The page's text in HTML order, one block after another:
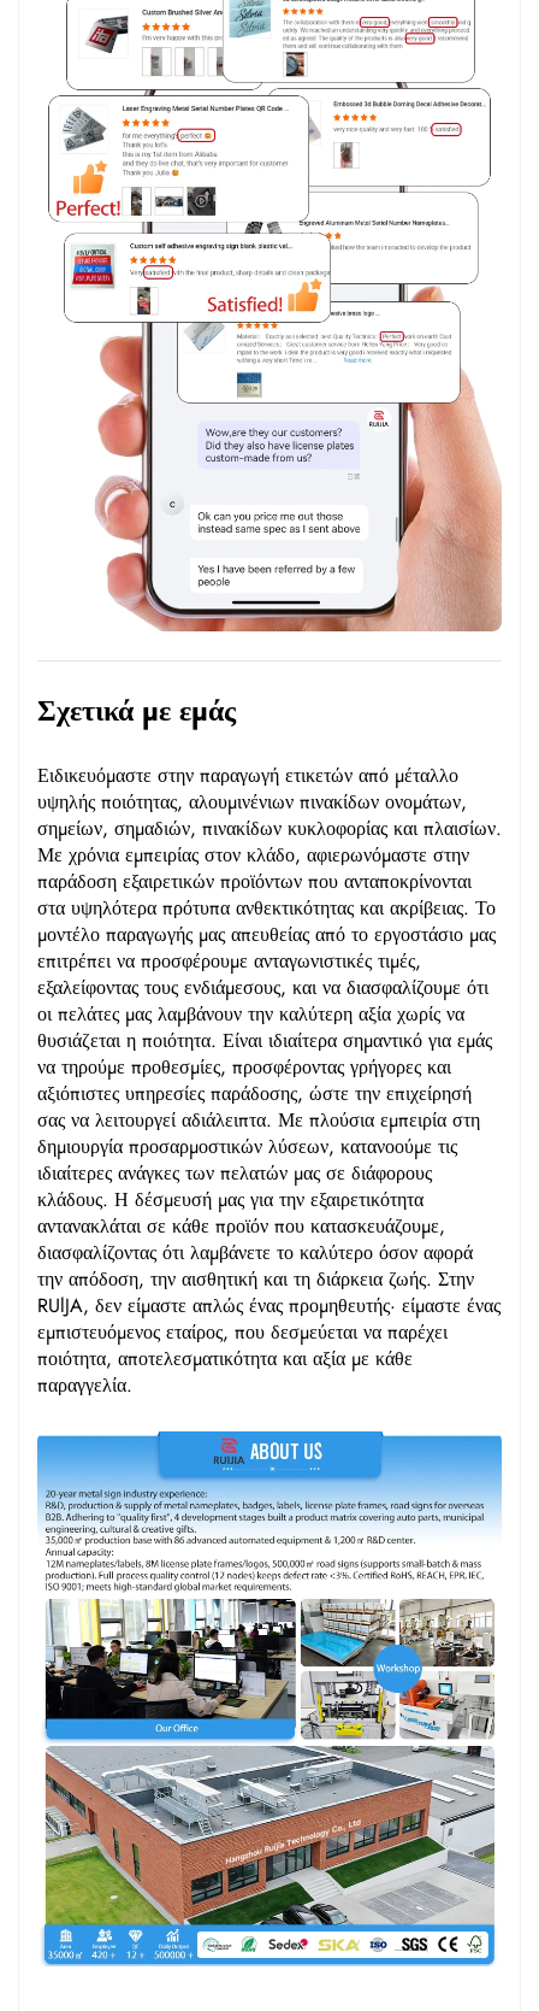
Σχετικά με εμάς
Ειδικευόμαστε στην παραγωγή ετικετών από μέταλλο
υψηλής ποιότητας, αλουμινένιων πινακίδων ονομάτων,
σημείων, σημαδιών, πινακίδων κυκλοφορίας και πλαισίων.
Με χρόνια εμπειρίας στον κλάδο, αφιερωνόμαστε στην
παράδοση εξαιρετικών προϊόντων που ανταποκρίνονται
στα υψηλότερα πρότυπα ανθεκτικότητας και ακρίβειας. Το
μοντέλο παραγωγής μας απευθείας από το εργοστάσιο μας
επιτρέπει να προσφέρουμε ανταγωνιστικές τιμές,
εξαλείφοντας τους ενδιάμεσους, και να διασφαλίζουμε ότι
οι πελάτες μας λαμβάνουν την καλύτερη αξία χωρίς να
θυσιάζεται η ποιότητα. Είναι ιδιαίτερα σημαντικό για εμάς
να τηρούμε προθεσμίες, προσφέροντας γρήγορες και
αξιόπιστες υπηρεσίες παράδοσης, ώστε την επιχείρησή
σας να λειτουργεί αδιάλειπτα. Με πλούσια εμπειρία στη
δημιουργία προσαρμοστικών λύσεων, κατανοούμε τις
ιδιαίτερες ανάγκες των πελατών μας σε διάφορους
κλάδους. Η δέσμευσή μας για την εξαιρετικότητα
αντανακλάται σε κάθε προϊόν που κατασκευάζουμε,
διασφαλίζοντας ότι λαμβάνετε το καλύτερο όσον αφορά
την απόδοση, την αισθητική και τη διάρκεια ζωής. Στην
RUlJA, δεν είμαστε απλώς ένας προμηθευτής· είμαστε ένας
εμπιστευόμενος εταίρος, που δεσμεύεται να παρέχει
ποιότητα, αποτελεσματικότητα και αξία με κάθε
παραγγελία.